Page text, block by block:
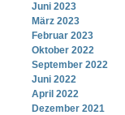
Juni 2023
März 2023
Februar 2023
Oktober 2022
September 2022
Juni 2022
April 2022
Dezember 2021